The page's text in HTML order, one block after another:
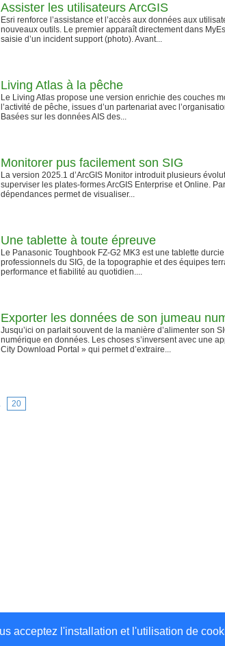
acceptez l'installation et l'utilisation de
Assister les utilisateurs ArcGIS
Esri renforce l’assistance et l’accès aux données aux
nouveaux outils. Le premier apparaît directement dans
saisie d’un incident support (photo). Avant...
Living Atlas à la pêche
Le Living Atlas propose une version enrichie des couches
l’activité de pêche, issues d’un partenariat avec
Basées sur les données AIS des...
Monitorer pus facilement son SIG
La version 2025.1 d’ArcGIS Monitor introduit plusieurs
superviser les plates-formes ArcGIS Enterprise et Online.
dépendances permet de visualiser...
Une tablette à toute épreuve
Le Panasonic Toughbook FZ-G2 MK3 est une tablette
professionnels du SIG, de la topographie et des équipes
performance et fiabilité au quotidien....
Exporter les données de son jumeau
Jusqu’ici on parlait souvent de la manière d’alimenter son
numérique en données. Les choses s’inversent avec une
City Download Portal » qui permet d’extraire...
20